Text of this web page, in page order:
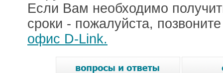
Если Вам необходимо
сроки - пожалуйста,
офис D-Link.